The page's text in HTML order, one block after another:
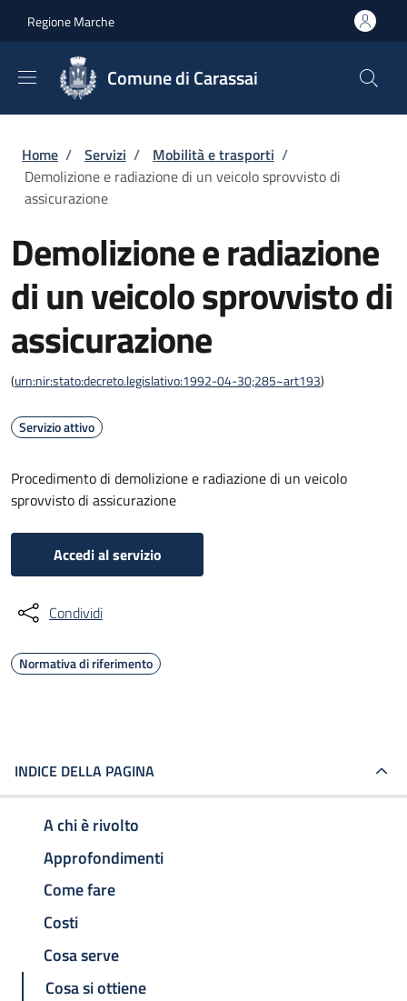
Regione Marche
Comune di Carassai
Briciole di pane
Home / Servizi / Mobilità e trasporti /
Demolizione e radiazione di un veicolo sprovvisto di
assicurazione
Demolizione e radiazione
di un veicolo sprovvisto di
assicurazione
(urn:nir:stato:decreto.legislativo:1992-04-30;285~art193)
Servizio attivo
Procedimento di demolizione e radiazione di un veicolo
sprovvisto di assicurazione
Accedi al servizio
Condividi
Normativa di riferimento
INDICE DELLA PAGINA
A chi è rivolto
Approfondimenti
Come fare
Costi
Cosa serve
Cosa si ottiene